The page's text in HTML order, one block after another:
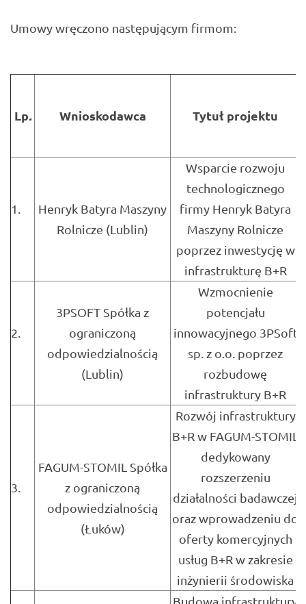
Umowy wręczono następującym firmom:
Lp. Wnioskodawca Tytuł projektu
1.
Henryk Batyra Maszyny
Rolnicze (Lublin)
Wsparcie rozwoju
technologicznego
firmy Henryk Batyra
Maszyny Rolnicze
poprzez inwestycję w
infrastrukturę B+R
2.
3PSOFT Spółka z
ograniczoną
odpowiedzialnością
(Lublin)
Wzmocnienie
potencjału
innowacyjnego 3PSoft
sp. z o.o. poprzez
rozbudowę
infrastruktury B+R
3.
FAGUM-STOMIL Spółka
z ograniczoną
odpowiedzialnością
(Łuków)
Rozwój infrastruktury
B+R w FAGUM-STOMIL
dedykowany
rozszerzeniu
działalności badawczej
oraz wprowadzeniu do
oferty komercyjnych
usług B+R w zakresie
inżynierii środowiska
Budowa infrastruktury